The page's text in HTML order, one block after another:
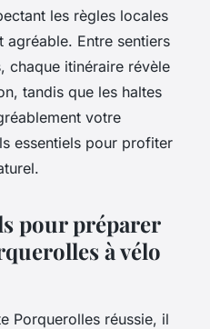
les règles locales
Entre sentiers
chaque itinéraire révèle
tandis que les haltes
votre
essentiels pour profiter
pour préparer
à vélo
Porquerolles réussie, il